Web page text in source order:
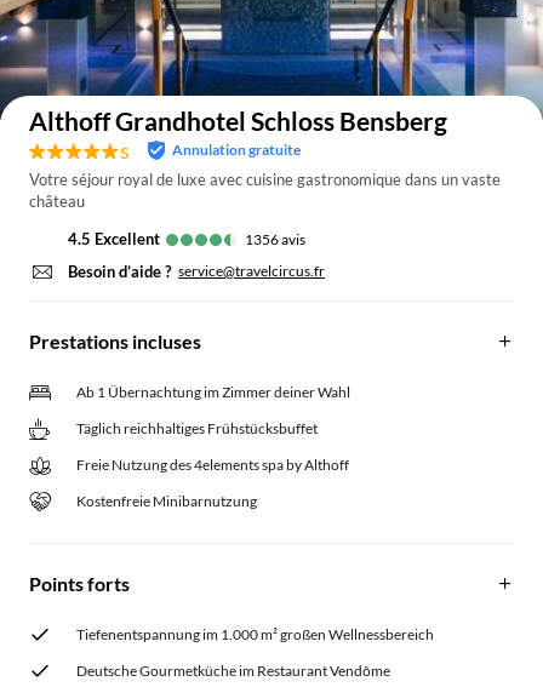
Voir sur la carte
Althoff Grandhotel Schloss Bensberg
s Annulation gratuite
Votre séjour royal de luxe avec cuisine gastronomique dans un vaste
château
4.5
excellent 1356avis
Besoin d’aide ? service@travelcircus.fr
Prestations incluses
Ab 1 Übernachtung im Zimmer deiner Wahl
Täglich reichhaltiges Frühstücksbuffet
Freie Nutzung des 4elements spa by Althoff
Kostenfreie Minibarnutzung
Points forts
Tiefenentspannung im 1.000 m² großen Wellnessbereich
Deutsche Gourmetküche im Restaurant Vendôme